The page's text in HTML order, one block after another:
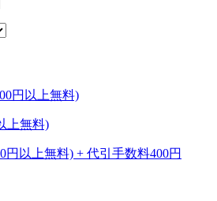
円以上無料)
上無料)
円以上無料) + 代引手数料400円